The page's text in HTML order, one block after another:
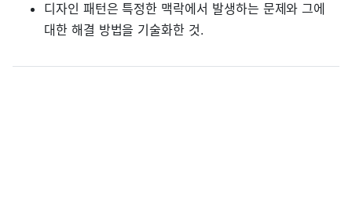
디자인 패턴은 특정한 맥락에서 발생하는 문제와 그에
대한 해결 방법을 기술화한 것.